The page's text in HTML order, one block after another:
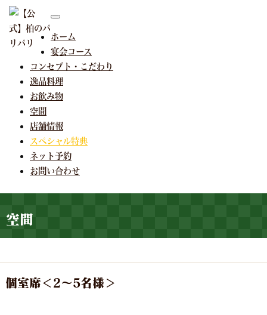
toggle
ホーム
宴会コース
コンセプト・こだわり
逸品料理
お飲み物
空間
店舗情報
スペシャル特典
ネット予約
お問い合わせ
空間
個室席＜2～5名様＞